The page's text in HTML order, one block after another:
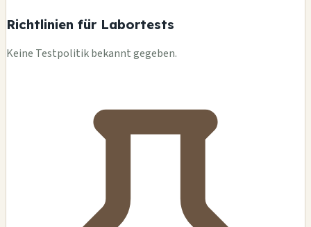
Richtlinien für Labortests
Keine Testpolitik bekannt gegeben.